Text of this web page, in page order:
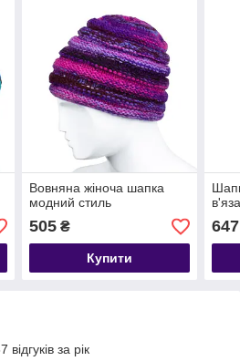
Вовняна жіноча шапка
модний стиль
505₴
Купити
647
за рік